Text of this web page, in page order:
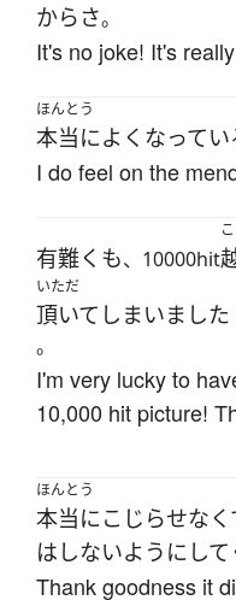
からさ。
It's no joke! It's
ほんとう
本当によく なってい
I do feel on the
有難く も、10000hit
こ
いただ
頂いて しまいました
。
I'm very lucky to
10,000 hit picture!
ほんとう
本当にこじらせなく
は しないように して
Thank goodness it